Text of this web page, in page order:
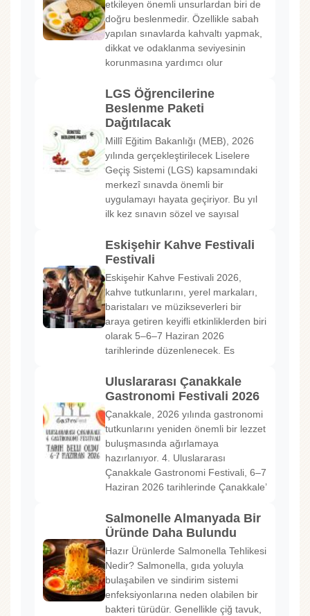
etkileyen önemli unsurlardan biri de
doğru beslenmedir. Özellikle sabah
yapılan sınavlarda kahvaltı yapmak,
dikkat ve odaklanma seviyesinin
korunmasına yardımcı olur
LGS Öğrencilerine
Beslenme Paketi
Dağıtılacak
Millî Eğitim Bakanlığı (MEB), 2026
yılında gerçekleştirilecek Liselere
Geçiş Sistemi (LGS) kapsamındaki
merkezî sınavda önemli bir
uygulamayı hayata geçiriyor. Bu yıl
ilk kez sınavın sözel ve sayısal
Eskişehir Kahve Festivali
Festivali
Eskişehir Kahve Festivali 2026,
kahve tutkunlarını, yerel markaları,
baristaları ve müzikseverleri bir
araya getiren keyifli etkinliklerden biri
olarak 5–6–7 Haziran 2026
tarihlerinde düzenlenecek. Es
Uluslararası Çanakkale
Gastronomi Festivali 2026
Çanakkale, 2026 yılında gastronomi
tutkunlarını yeniden önemli bir lezzet
buluşmasında ağırlamaya
hazırlanıyor. 4. Uluslararası
Çanakkale Gastronomi Festivali, 6–7
Haziran 2026 tarihlerinde Çanakkale’
Salmonelle Almanyada Bir
Üründe Daha Bulundu
Hazır Ürünlerde Salmonella Tehlikesi
Nedir? Salmonella, gıda yoluyla
bulaşabilen ve sindirim sistemi
enfeksiyonlarına neden olabilen bir
bakteri türüdür. Genellikle çiğ tavuk,